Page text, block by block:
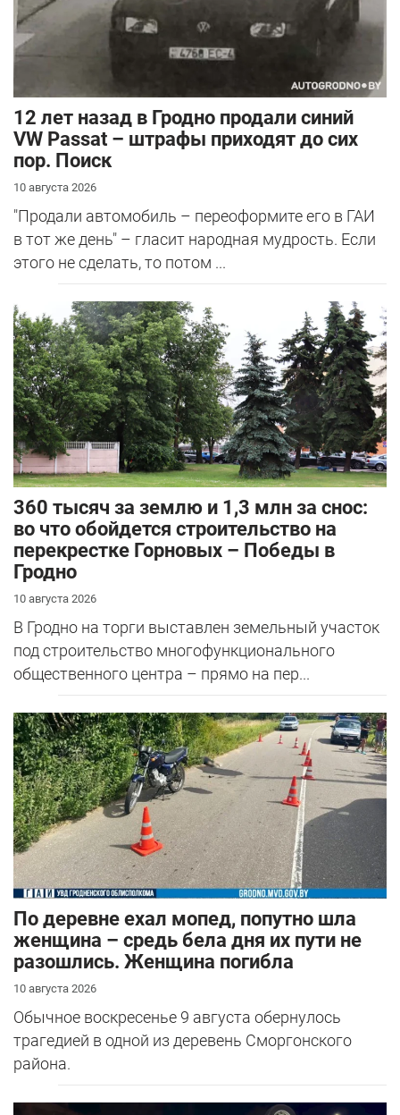
12 лет назад в Гродно продали синий
VW Passat – штрафы приходят до сих
пор. Поиск
10 августа 2026
"Продали автомобиль – переоформите его в ГАИ
в тот же день" – гласит народная мудрость. Если
этого не сделать, то потом ...
360 тысяч за землю и 1,3 млн за снос:
во что обойдется строительство на
перекрестке Горновых – Победы в
Гродно
10 августа 2026
В Гродно на торги выставлен земельный участок
под строительство многофункционального
общественного центра – прямо на пер...
По деревне ехал мопед, попутно шла
женщина – средь бела дня их пути не
разошлись. Женщина погибла
10 августа 2026
Обычное воскресенье 9 августа обернулось
трагедией в одной из деревень Сморгонского
района.